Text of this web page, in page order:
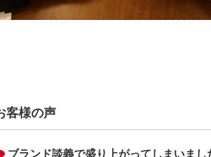
客様の声
ブランド談義で盛り上がってしまいまし